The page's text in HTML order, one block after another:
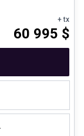
+ tx
60 995 $